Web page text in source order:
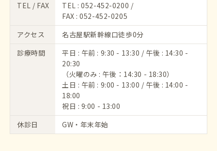
TEL / FAX
TEL :052-452-0200 /
FAX : 052-452-0205
アクセス
名古屋駅新幹線口徒歩0分
診療時間
平日 : 午前 : 9:30 - 13:30 / 午後 : 14:30 -
20:30
（火曜のみ : 午後：14:30 - 18:30）
土日 : 午前 : 9:00 - 13:00 / 午後 : 14:00 -
18:00
祝日 : 9:00 - 13:00
休診日
GW・年末年始